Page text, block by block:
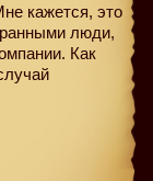
кажется, это
люди,
Как